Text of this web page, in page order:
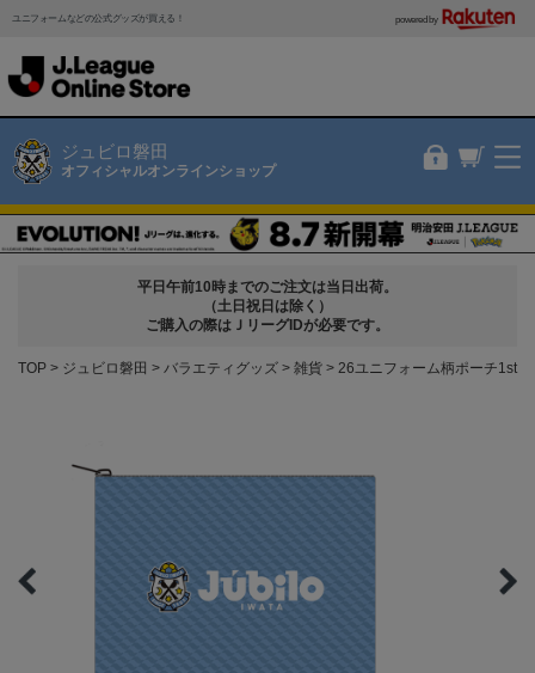
ユニフォームなどの公式グッズが買える！ powered by
ジュビロ磐田
オフィシャルオンラインショップ
平日午前10時までのご注文は当日出荷。
（土日祝日は除く）
ご購入の際はＪリーグIDが必要です。
TOP ジュビロ磐田 バラエティグッズ 雑貨 26ユニフォーム柄ポーチ1st